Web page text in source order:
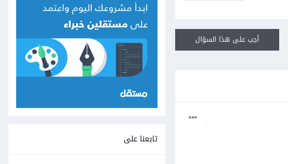
أجب على هذا السؤال
تابعنا على